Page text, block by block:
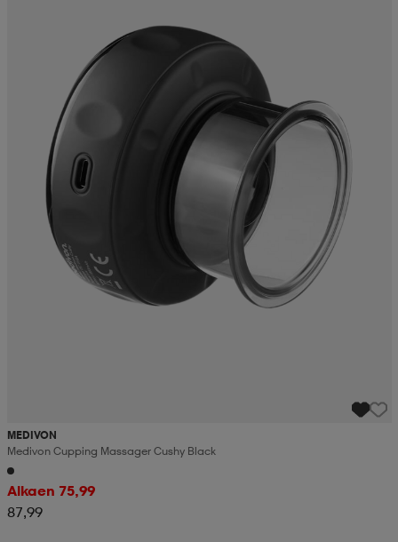
MEDIVON
Medivon Cupping Massager Cushy Black
Alkaen 75,99
87,99